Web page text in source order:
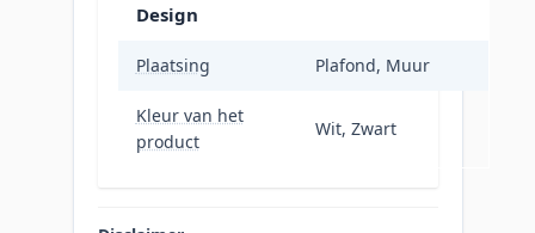
Design
Plaatsing Plafond, Muur
Kleur van het
product
Wit, Zwart